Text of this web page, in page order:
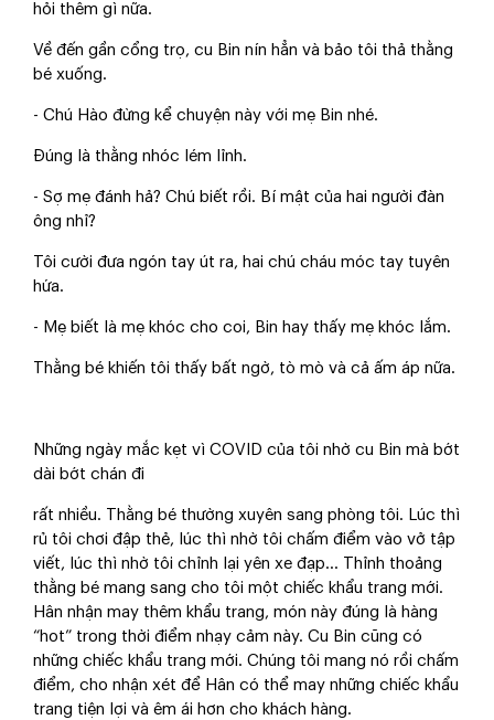
hỏi thêm gì nữa.
Về đến gần cổng trọ, cu Bin nín hẳn và bảo tôi thả thằng
bé xuống.
- Chú Hào đừng kể chuyện này với mẹ Bin nhé.
Đúng là thằng nhóc lém lỉnh.
- Sợ mẹ đánh hả? Chú biết rồi. Bí mật của hai người đàn
ông nhỉ?
Tôi cười đưa ngón tay út ra, hai chú cháu móc tay tuyên
hứa.
- Mẹ biết là mẹ khóc cho coi, Bin hay thấy mẹ khóc lắm.
Thằng bé khiến tôi thấy bất ngờ, tò mò và cả ấm áp nữa.
Những ngày mắc kẹt vì COVID của tôi nhờ cu Bin mà bớt
dài bớt chán đi
rất nhiều. Thằng bé thường xuyên sang phòng tôi. Lúc thì
rủ tôi chơi đập thẻ, lúc thì nhờ tôi chấm điểm vào vở tập
viết, lúc thì nhờ tôi chỉnh lại yên xe đạp... Thỉnh thoảng
thằng bé mang sang cho tôi một chiếc khẩu trang mới.
Hân nhận may thêm khẩu trang, món này đúng là hàng
“hot” trong thời điểm nhạy cảm này. Cu Bin cũng có
những chiếc khẩu trang mới. Chúng tôi mang nó rồi chấm
điểm, cho nhận xét để Hân có thể may những chiếc khẩu
trang tiện lợi và êm ái hơn cho khách hàng.